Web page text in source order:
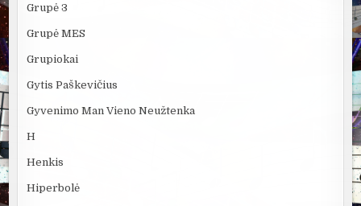
Grupė 3
Grupė MES
Grupiokai
Gytis Paškevičius
Gyvenimo Man Vieno Neužtenka
H
Henkis
Hiperbolė